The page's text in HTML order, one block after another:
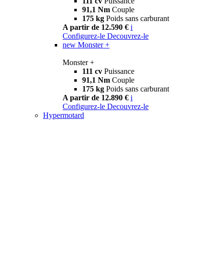
91,1 Nm Couple
175 kg Poids sans carburant
A partir de 12.590 € i
Configurez-le Decouvrez-le
new Monster +
Monster +
111 cv Puissance
91,1 Nm Couple
175 kg Poids sans carburant
A partir de 12.890 € i
Configurez-le Decouvrez-le
Hypermotard